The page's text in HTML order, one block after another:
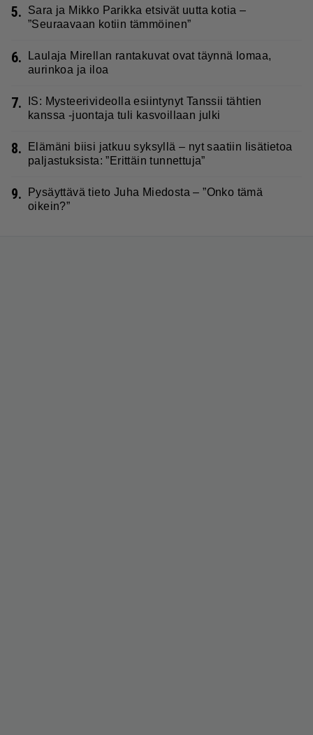
5.
Sara ja Mikko Parikka etsivät uutta kotia –
”Seuraavaan kotiin tämmöinen”
6.
Laulaja Mirellan rantakuvat ovat täynnä lomaa,
aurinkoa ja iloa
7.
IS: Mysteerivideolla esiintynyt Tanssii tähtien
kanssa -juontaja tuli kasvoillaan julki
8.
Elämäni biisi jatkuu syksyllä – nyt saatiin lisätietoa
paljastuksista: ”Erittäin tunnettuja”
9.
Pysäyttävä tieto Juha Miedosta – ”Onko tämä
oikein?”